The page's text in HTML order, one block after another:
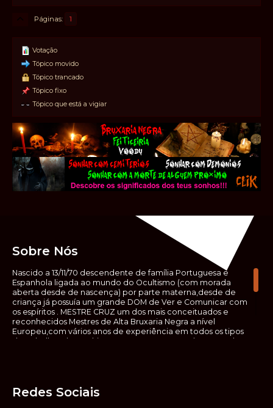
Páginas 1
Votação
Tópico movido
Tópico trancado
Tópico fixo
Tópico que está a vigiar
Sobre Nós
Nascido a 13/11/70 descendente de família Portuguesa e
Espanhola ligada ao mundo do Ocultismo (com morada
aberta desde de nascença) por parte materna,desde de
criança já possuía um grande DOM de Ver e Comunicar com
os espíritos . MESTRE CRUZ um dos mais conceituados e
reconhecidos Mestres de Alta Bruxaria Negra a nível
Europeu,com vários anos de experiência em todos os tipos
de trabalhos de Ocultismo. Escreveu os seus saberes ocultos
não o faça sem precauções e sem possuir a devida
Redes Sociais